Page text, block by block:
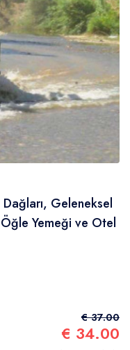
Geleneksel
Yemeği ve Otel
€ 37.00
€ 34.00